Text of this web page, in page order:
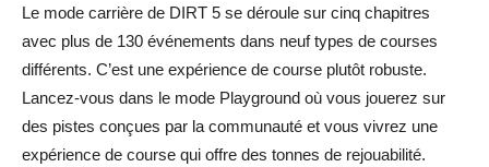
Le mode carrière de DIRT 5 se déroule sur cinq chapitres
avec plus de 130 événements dans neuf types de courses
différents. C’est une expérience de course plutôt robuste.
Lancez-vous dans le mode Playground où vous jouerez sur
des pistes conçues par la communauté et vous vivrez une
expérience de course qui offre des tonnes de rejouabilité.